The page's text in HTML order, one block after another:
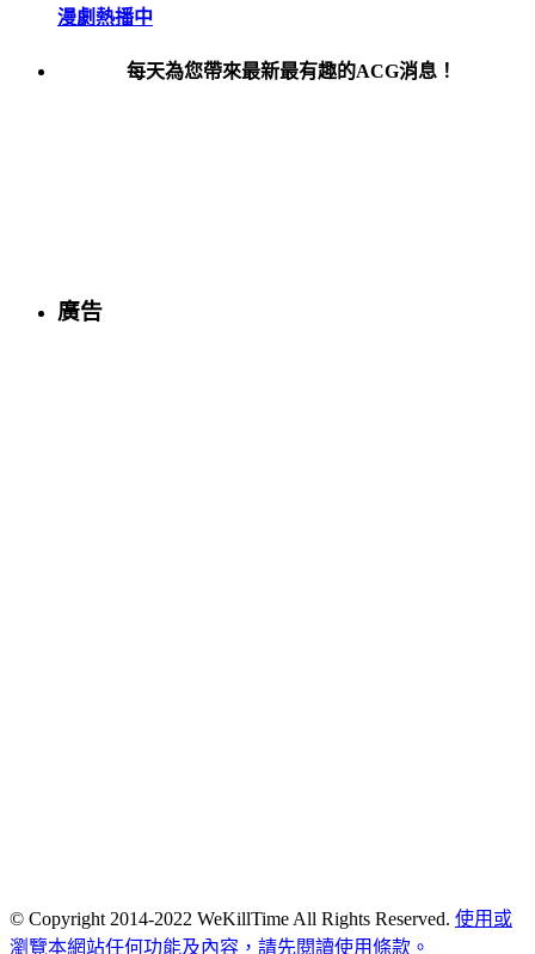
漫劇熱播中
每天為您帶來最新最有趣的ACG消息！
廣告
© Copyright 2014-2022 WeKillTime All Rights Reserved. 使用或
瀏覽本網站任何功能及內容，請先閱讀使用條款。